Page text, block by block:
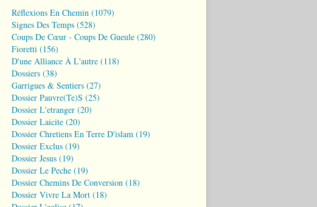
Réflexions En Chemin (1079)
Signes Des Temps (528)
Coups De Cœur - Coups De Gueule (280)
Fioretti (156)
D'une Alliance À L'autre (118)
Dossiers (38)
Garrigues & Sentiers (27)
Dossier Pauvre(te)s (25)
Dossier L'etranger (20)
Dossier Laicite (20)
Dossier Chretiens En Terre D'islam (19)
Dossier Exclus (19)
Dossier Jesus (19)
Dossier Le Peche (19)
Dossier Chemins De Conversion (18)
Dossier Vivre La Mort (18)